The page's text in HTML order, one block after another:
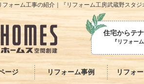
フォーム工事の紹介｜『リフォーム工房武蔵野スタ
住宅からテ
『リフォー
ージ リフォーム事例 リフォ